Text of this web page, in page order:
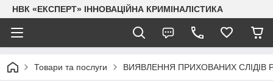
НВК «ЕКСПЕРТ» ІННОВАЦІЙНА КРИМІНАЛІСТИКА
Товари та послуги ВИЯВЛЕННЯ ПРИХОВАНИХ СЛІДІВ